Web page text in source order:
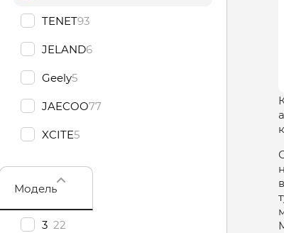
TENET93
JELAND6
Geely5
JAECOO77
XCITE5
Модель
3 22